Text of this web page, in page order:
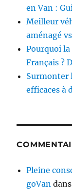
en Van :
Meilleur
aménagé
Pourquoi
Français ?
Surmonter
efficaces à
Pleine
goVan